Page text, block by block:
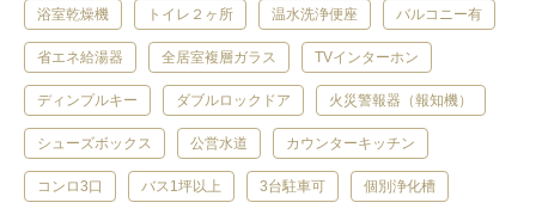
浴室乾燥機 トイレ２ヶ所 温水洗浄便座 バルコニー有
省エネ給湯器 全居室複層ガラス TVインターホン
ディンプルキー ダブルロックドア 火災警報器（報知機）
シューズボックス 公営水道 カウンターキッチン
コンロ3口 バス1坪以上 3台駐車可 個別浄化槽